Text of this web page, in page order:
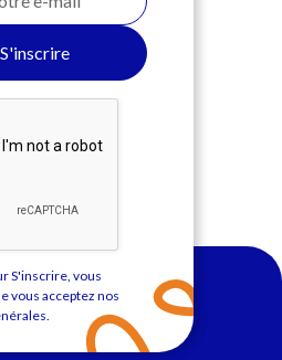
S'inscrire, vous
vous acceptez nos